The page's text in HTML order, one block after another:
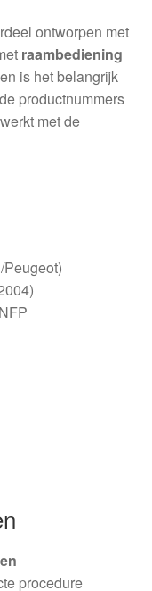
ontworpen met
raambediening
is het belangrijk
productnummers
met de
procedure